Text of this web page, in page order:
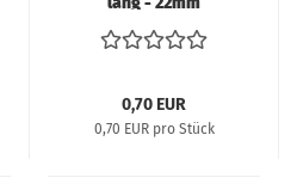
Durchmesser
0,70 EUR
0,70 EUR pro Stück